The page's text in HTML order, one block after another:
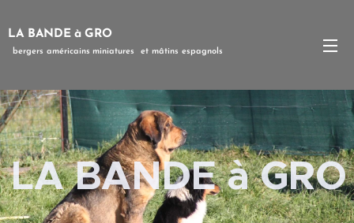
LA BANDE à GRO
bergers américains miniatures et mâtins espagnols
LA BANDE à GRO